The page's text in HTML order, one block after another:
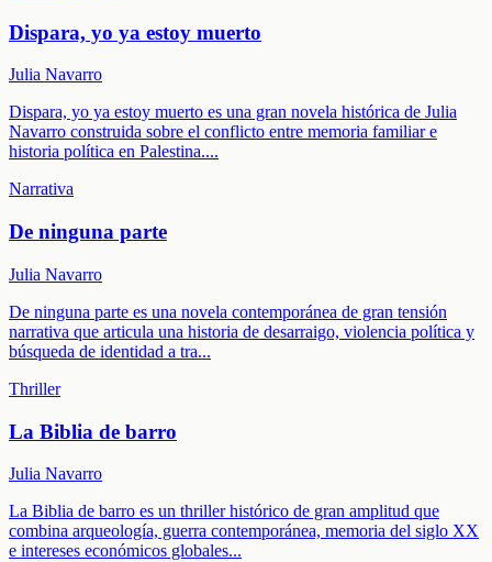
Dispara, yo ya estoy muerto
Julia Navarro
Dispara, yo ya estoy muerto es una gran novela histórica de Julia
Navarro construida sobre el conflicto entre memoria familiar e
historia política en Palestina....
Narrativa
De ninguna parte
Julia Navarro
De ninguna parte es una novela contemporánea de gran tensión
narrativa que articula una historia de desarraigo, violencia política y
búsqueda de identidad a tra...
Thriller
La Biblia de barro
Julia Navarro
La Biblia de barro es un thriller histórico de gran amplitud que
combina arqueología, guerra contemporánea, memoria del siglo XX
e intereses económicos globales...